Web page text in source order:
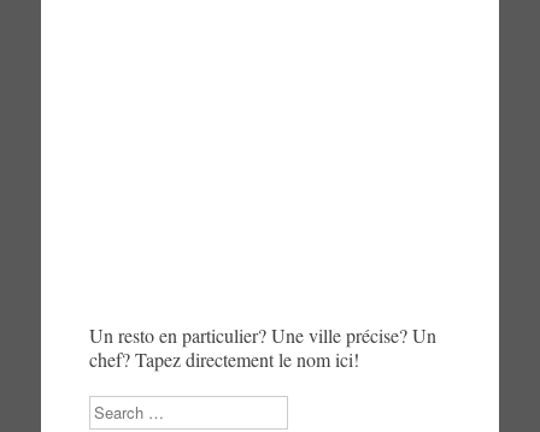
Un resto en particulier? Une ville précise? Un
chef? Tapez directement le nom ici!
Search